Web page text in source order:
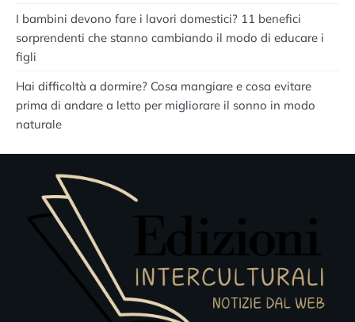
I bambini devono fare i lavori domestici? 11 benefici
sorprendenti che stanno cambiando il modo di educare i
figli
Hai difficoltà a dormire? Cosa mangiare e cosa evitare
prima di andare a letto per migliorare il sonno in modo
naturale